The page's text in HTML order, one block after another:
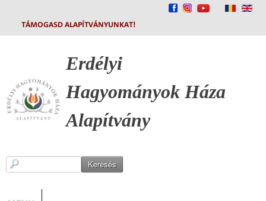
TÁMOGASD ALAPÍTVÁNYUNKAT!
Erdélyi
Hagyományok Háza
Alapítvány